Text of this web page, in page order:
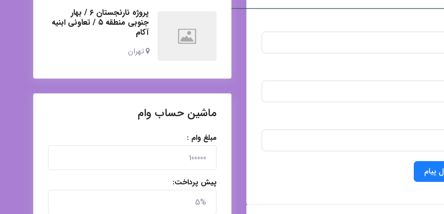
پیام
پروژه نارنجستان ۶ / بهار
جنوبی منطقه ۵ / تعاونی ابنیه
آکام
تهران
ماشین حساب وام
مبلغ وام :
پیش پرداخت: